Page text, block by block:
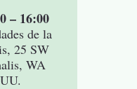
– 16:00
de la
25 SW
WA